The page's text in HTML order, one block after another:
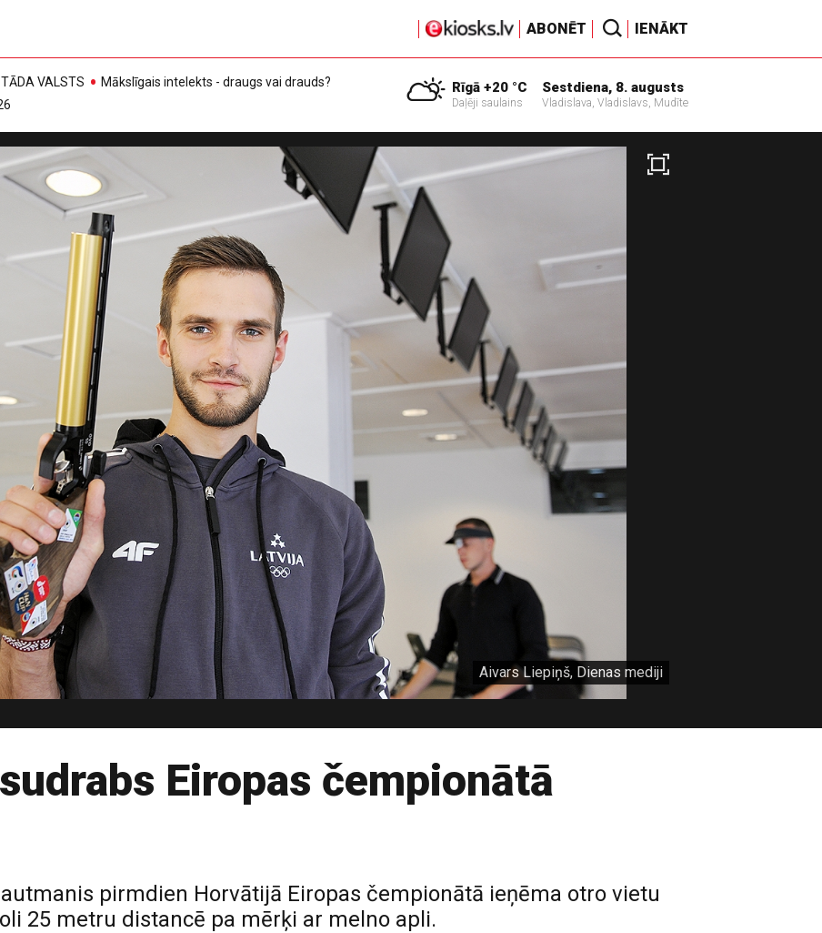
ABONĒT IENĀKT
VALSTS
Mākslīgais intelekts - draugs vai drauds?
Rīgā +20 °C
Daļēji saulains
Sestdiena, 8. augusts
Vladislava, Vladislavs, Mudīte
Aivars Liepiņš, Dienas mediji
Eiropas čempionātā
pirmdien Horvātijā Eiropas čempionātā ieņēma otro vietu
25 metru distancē pa mērķi ar melno apli.